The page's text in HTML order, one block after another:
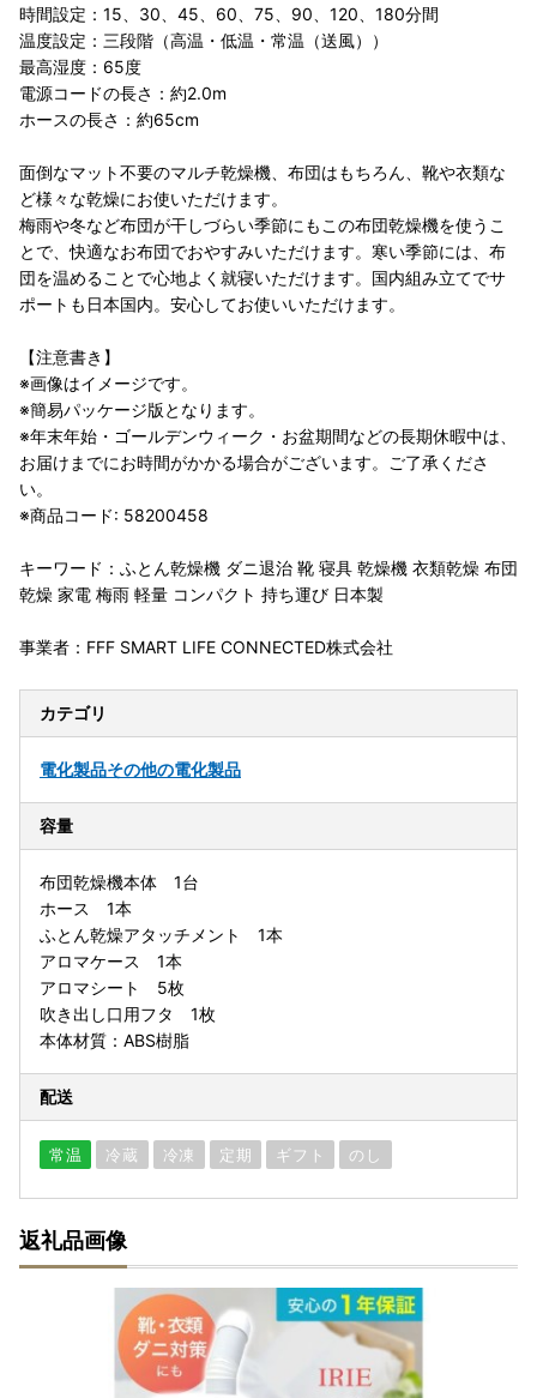
時間設定：15、30、45、60、75、90、120、180分間
温度設定：三段階（高温・低温・常温（送風））
最高湿度：65度
電源コードの長さ：約2.0m
ホースの長さ：約65cm
面倒なマット不要のマルチ乾燥機、布団はもちろん、靴や衣類な
ど様々な乾燥にお使いただけます。
梅雨や冬など布団が干しづらい季節にもこの布団乾燥機を使うこ
とで、快適なお布団でおやすみいただけます。寒い季節には、布
団を温めることで心地よく就寝いただけます。国内組み立てでサ
ポートも日本国内。安心してお使いいただけます。
【注意書き】
※画像はイメージです。
※簡易パッケージ版となります。
※年末年始・ゴールデンウィーク・お盆期間などの長期休暇中は、
お届けまでにお時間がかかる場合がございます。ご了承くださ
い。
※商品コード: 58200458
キーワード：ふとん乾燥機 ダニ退治 靴 寝具 乾燥機 衣類乾燥 布団
乾燥 家電 梅雨 軽量 コンパクト 持ち運び 日本製
事業者：FFF SMART LIFE CONNECTED株式会社
カテゴリ
電化製品その他の電化製品
容量
布団乾燥機本体 1台
ホース 1本
ふとん乾燥アタッチメント 1本
アロマケース 1本
アロマシート 5枚
吹き出し口用フタ 1枚
本体材質：ABS樹脂
配送
常温 冷蔵 冷凍 定期 ギフト のし
返礼品画像